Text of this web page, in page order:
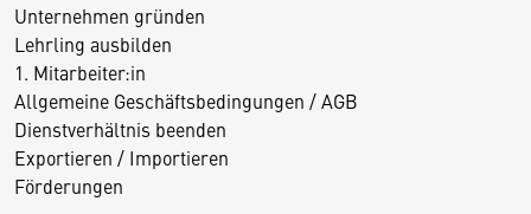
Unternehmen gründen
Lehrling ausbilden
1. Mitarbeiter:in
Allgemeine Geschäftsbedingungen / AGB
Dienstverhältnis beenden
Exportieren / Importieren
Förderungen